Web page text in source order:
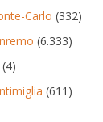
Carlo (332)
(6.333)
(4)
(611)